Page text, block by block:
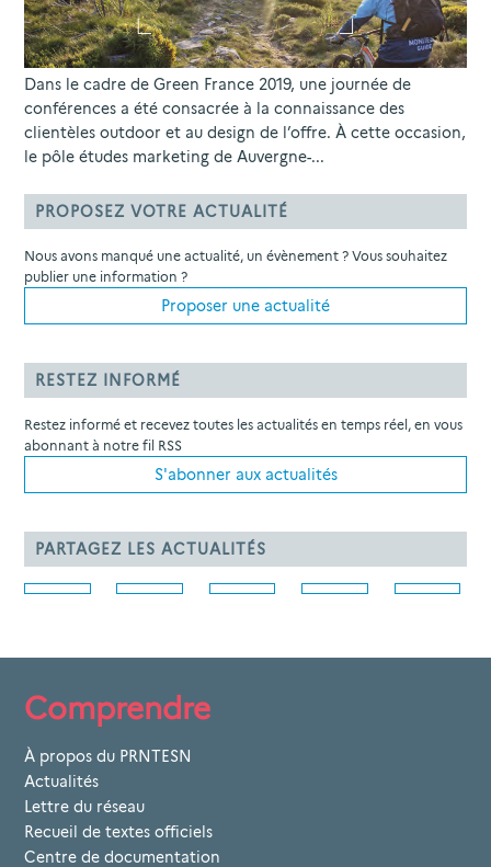
Dans le cadre de Green France 2019, une journée de
conférences a été consacrée à la connaissance des
clientèles outdoor et au design de l’offre. À cette occasion,
le pôle études marketing de Auvergne-...
PROPOSEZ VOTRE ACTUALITÉ
Nous avons manqué une actualité, un évènement ? Vous souhaitez
publier une information ?
Proposer une actualité
RESTEZ INFORMÉ
Restez informé et recevez toutes les actualités en temps réel, en vous
abonnant à notre fil RSS
S'abonner aux actualités
PARTAGEZ LES ACTUALITÉS
Comprendre
À propos du PRNTESN
Actualités
Lettre du réseau
Recueil de textes officiels
Centre de documentation